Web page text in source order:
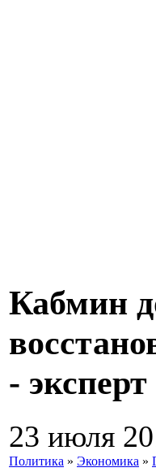
Кабмин
- эксперт
23 июля
Политика » Экономика »